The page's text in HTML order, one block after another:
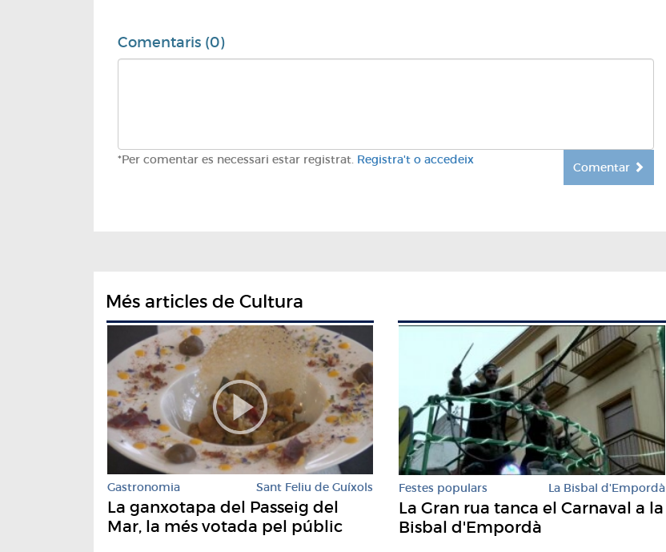
Comentaris (0)
*Per comentar es necessari estar registrat. Registra't o accedeix
Comentar
Més articles de Cultura
Gastronomia Sant Feliu de Guíxols
La ganxotapa del Passeig del
Mar, la més votada pel públic
Festes populars La Bisbal d'Empordà
La Gran rua tanca el Carnaval a la
Bisbal d'Empordà